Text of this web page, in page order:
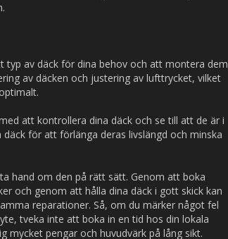
typ av däck för dina behov och att montera dem
av däcken och justering av lufttrycket, vilket
att kontrollera dina däck och se till att de är i
för att förlänga deras livslängd och minska
hand om den på rätt sätt. Genom att boka
och genom att hålla dina däck i gott skick kan
reparationer. Så, om du märker något fel
tveka inte att boka in en tid hos din lokala
mycket pengar och huvudvärk på lång sikt.